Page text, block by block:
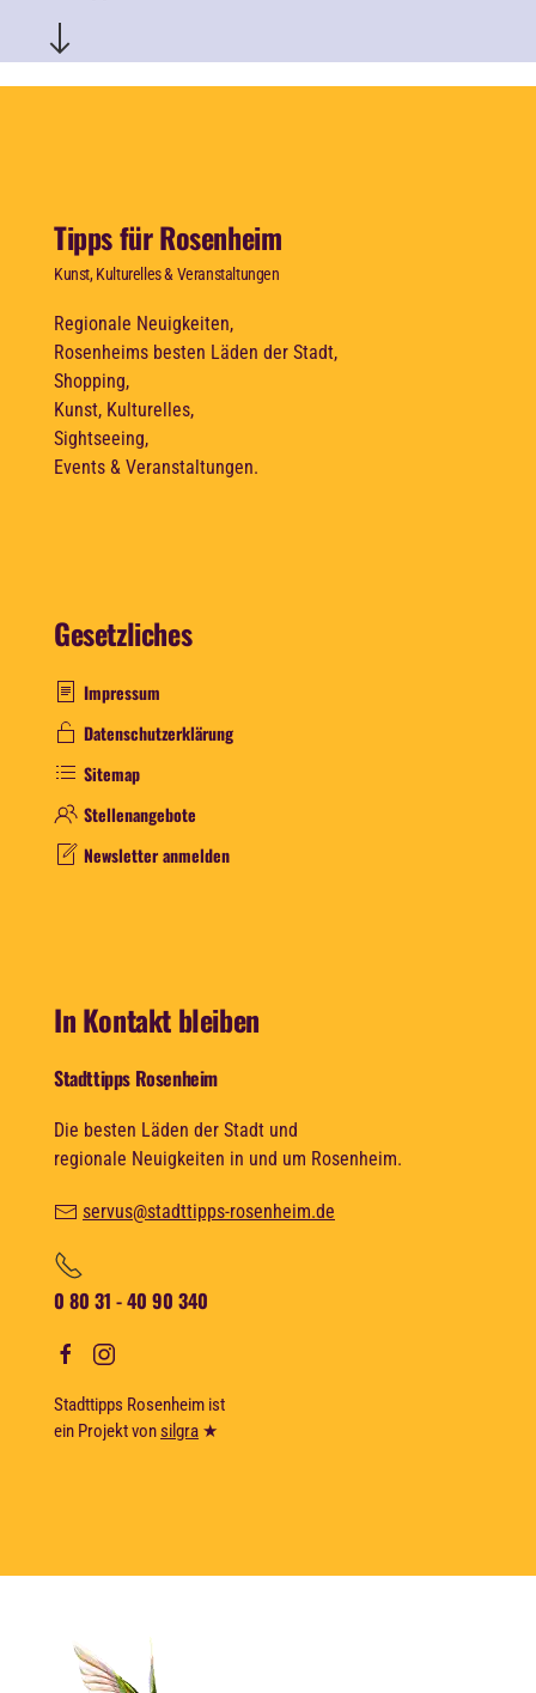
Tipps für Rosenheim
Kunst, Kulturelles & Veranstaltungen
Regionale Neuigkeiten,
Rosenheims besten Läden der Stadt,
Shopping,
Kunst, Kulturelles,
Sightseeing,
Events & Veranstaltungen.
Gesetzliches
Impressum
Datenschutzerklärung
Sitemap
Stellenangebote
Newsletter anmelden
In Kontakt bleiben
Stadttipps Rosenheim
Die besten Läden der Stadt und
regionale Neuigkeiten in und um Rosenheim.
servus@stadttipps-rosenheim.de
0 80 31 - 40 90 340
Stadttipps Rosenheim ist
ein Projekt von silgra ★